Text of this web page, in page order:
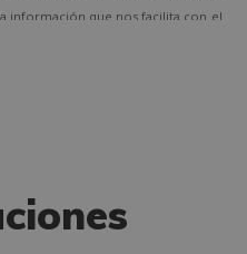
información que nos facilita con el
de productos que fueran de su
identificándose suficientemente,
Política de Privacidad.